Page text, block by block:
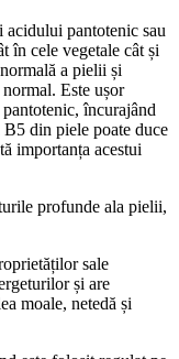
pantotenic sau
în cele vegetale cât și
a pielii și
Este ușor
încurajând
din piele poate duce
importanța acestui
profunde ala pielii,
sale
și are
moale, netedă și